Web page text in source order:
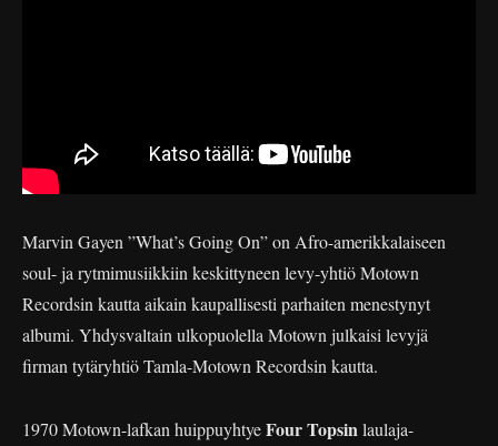
Marvin Gayen ”What’s Going On” on Afro-amerikkalaiseen
soul- ja rytmimusiikkiin keskittyneen levy-yhtiö Motown
Recordsin kautta aikain kaupallisesti parhaiten menestynyt
albumi. Yhdysvaltain ulkopuolella Motown julkaisi levyjä
firman tytäryhtiö Tamla-Motown Recordsin kautta.
1970 Motown-lafkan huippuyhtyeFour Topsin laulaja-